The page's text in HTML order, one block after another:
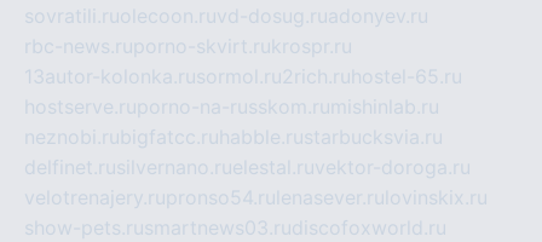
sovratili.ruolecoon.ruvd-dosug.ruadonyev.ru
rbc-news.ruporno-skvirt.rukrospr.ru
13autor-kolonka.rusormol.ru2rich.ru hostel-65.ru
hostserve.ruporno-na-russkom.ru mishinlab.ru
neznobi.rubigfatcc.ru habble.rustarbucksvia.ru
delfinet.rusilvernano.ruelestal.ruvektor-doroga.ru
velotrenajery.rupronso54.ru lenasever.ru lovinskix.ru
show-pets.rusmartnews03.rudiscofoxworld.ru